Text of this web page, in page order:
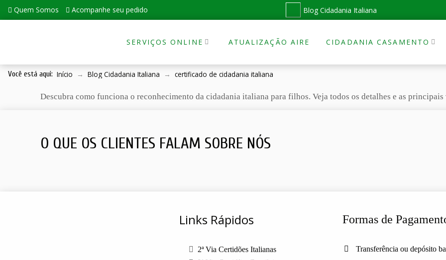
Quem Somos Acompanhe seu pedido Blog Cidadania Italiana
SERVIÇOS ONLINE ATUALIZAÇÃO AIRE CIDADANIA CASAMENTO
Você está aqui: Início → Blog Cidadania Italiana → certificado de cidadania italiana
Descubra como funciona o reconhecimento da cidadania italiana para filhos. Veja todos os detalhes e as
O QUE OS CLIENTES FALAM SOBRE NÓS
Links Rápidos
2ª Via Certidões Italianas
Formas de
Transferência ou depósito